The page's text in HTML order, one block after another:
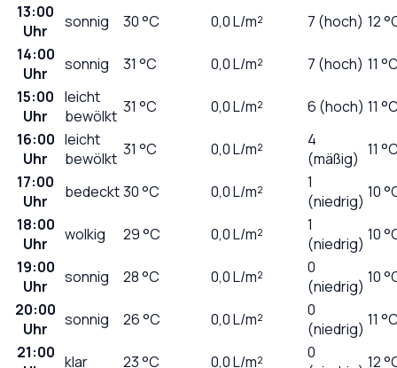
13:00
Uhr
sonnig 30°C 0,0L/m² 7 (hoch) 12
14:00
Uhr
sonnig 31 °C 0,0L/m² 7 (hoch) 11
15:00
Uhr
leicht
bewölkt 31 °C 0,0L/m² 6 (hoch) 11
16:00
Uhr
leicht
bewölkt 31 °C 0,0L/m²
4
(mäßig) 11
17:00
Uhr
bedeckt30°C 0,0L/m²
1
(niedrig) 10
18:00
Uhr
wolkig 29°C 0,0L/m²
1
(niedrig) 10
19:00
Uhr
sonnig 28°C 0,0L/m²
0
(niedrig) 10
20:00
Uhr
sonnig 26°C 0,0L/m²
0
(niedrig) 11
21:00 klar 23°C 0,0L/m²
0
12